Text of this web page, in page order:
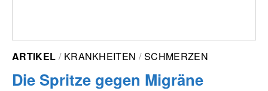
ARTIKEL KRANKHEITEN SCHMERZEN
Die Spritze gegen Migräne